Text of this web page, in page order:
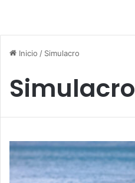
Inicio / Simulacro
Simulacro